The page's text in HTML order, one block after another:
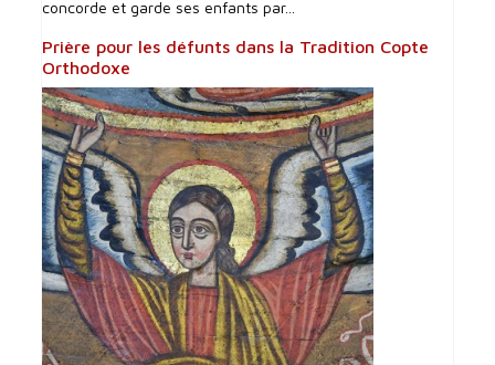
concorde et garde ses enfants par...
Prière pour les défunts dans la Tradition Copte
Orthodoxe